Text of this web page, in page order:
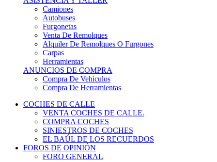
Camiones
Autobuses
Furgonetas
Venta De Remolques
Alquiler De Remolques O Furgones
Carpas
Herramientas
ANUNCIOS DE COMPRA
Compra De Vehículos
Compra De Herramientas
COCHES DE CALLE
VENTA COCHES DE CALLE.
COMPRA COCHES
SINIESTROS DE COCHES
EL BAÚL DE LOS RECUERDOS
FOROS DE OPINIÓN
FORO GENERAL